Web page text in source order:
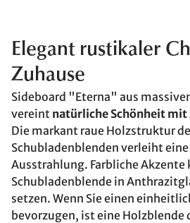
Elegant rustikaler
Zuhause
Sideboard "Eterna" aus
vereint natürliche Schönheit mit
Die markant raue Holzstruktur
Schubladenblenden verleiht
Ausstrahlung. Farbliche Akzente
Schubladenblende in
setzen. Wenn Sie einen
bevorzugen, ist eine Holzblende